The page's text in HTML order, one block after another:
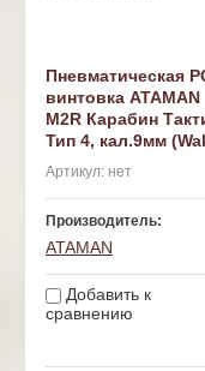
Пневматическая
винтовка ATAMAN
M2R Карабин
Тип 4, кал.9мм
Артикул: нет
Производитель:
ATAMAN
Добавить к
сравнению